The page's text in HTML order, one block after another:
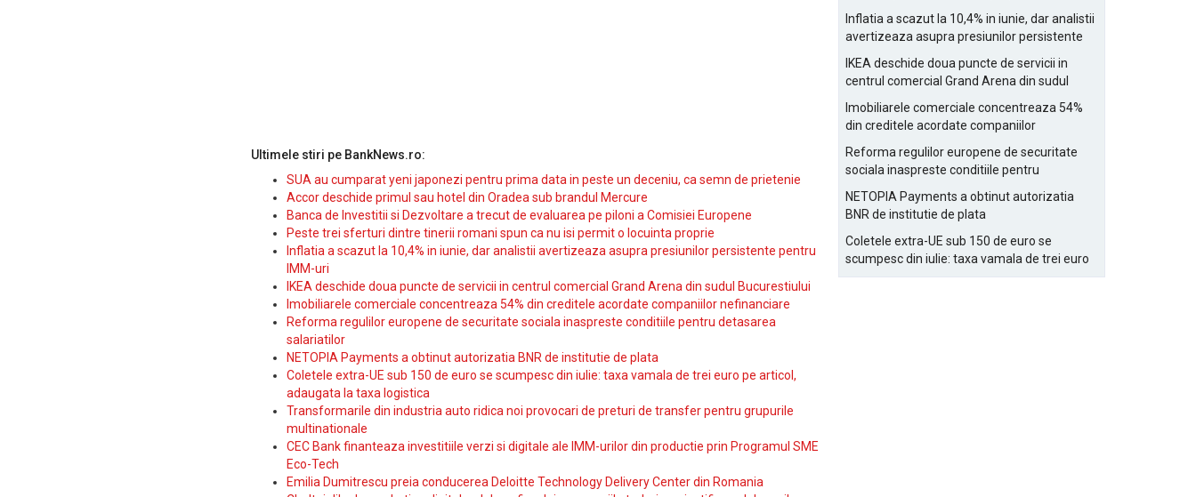
Ultimele stiri pe BankNews.ro:
SUA au cumparat yeni japonezi pentru prima data in peste un deceniu, ca semn de prietenie
Accor deschide primul sau hotel din Oradea sub brandul Mercure
Banca de Investitii si Dezvoltare a trecut de evaluarea pe piloni a Comisiei Europene
Peste trei sferturi dintre tinerii romani spun ca nu isi permit o locuinta proprie
Inflatia a scazut la 10,4% in iunie, dar analistii avertizeaza asupra presiunilor persistente pentru
IMM-uri
IKEA deschide doua puncte de servicii in centrul comercial Grand Arena din sudul Bucurestiului
Imobiliarele comerciale concentreaza 54% din creditele acordate companiilor nefinanciare
Reforma regulilor europene de securitate sociala inaspreste conditiile pentru detasarea
salariatilor
NETOPIA Payments a obtinut autorizatia BNR de institutie de plata
Coletele extra-UE sub 150 de euro se scumpesc din iulie: taxa vamala de trei euro pe articol,
adaugata la taxa logistica
Transformarile din industria auto ridica noi provocari de preturi de transfer pentru grupurile
multinationale
CEC Bank finanteaza investitiile verzi si digitale ale IMM-urilor din productie prin Programul SME
Eco-Tech
Emilia Dumitrescu preia conducerea Deloitte Technology Delivery Center din Romania
Inflatia a scazut la 10,4% in iunie, dar analistii
avertizeaza asupra presiunilor persistente
IKEA deschide doua puncte de servicii in
centrul comercial Grand Arena din sudul
Imobiliarele comerciale concentreaza 54%
din creditele acordate companiilor
Reforma regulilor europene de securitate
sociala inaspreste conditiile pentru
NETOPIA Payments a obtinut autorizatia
BNR de institutie de plata
Coletele extra-UE sub 150 de euro se
scumpesc din iulie: taxa vamala de trei euro
pe articol, adaugata la taxa logistica